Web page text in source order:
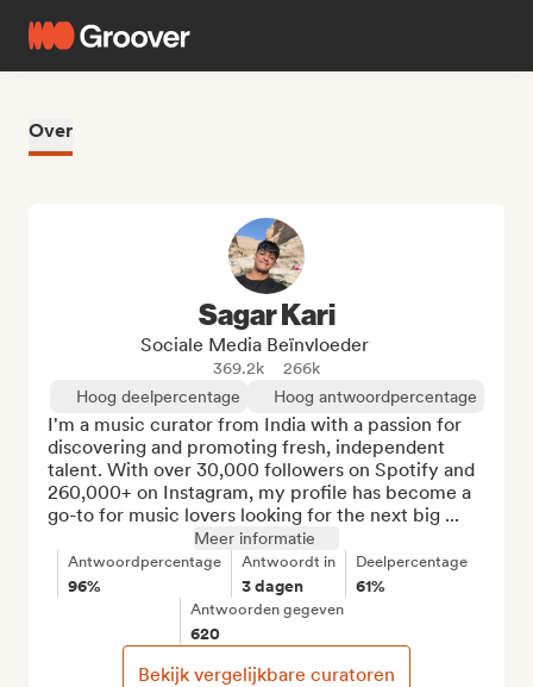
Over
Sagar Kari
Sociale Media Beïnvloeder
369.2k
266k
Hoog deelpercentage
Hoog antwoordpercentage
I'm a music curator from India with a passion for
discovering and promoting fresh, independent
talent. With over 30,000 followers on Spotify and
260,000+ on Instagram, my profile has become a
go-to for music lovers looking for the next big ...
Meer informatie
Antwoordpercentage
96%
Antwoordt in
3 dagen
Deelpercentage
61%
Antwoorden gegeven
620
Bekijk vergelijkbare curatoren